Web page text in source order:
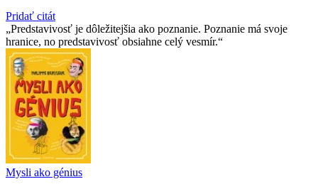
Pridať citát
Predstavivosť je dôležitejšia ako poznanie. Poznanie má svoje
hranice, no predstavivosť obsiahne celý vesmír.
Mysli ako génius